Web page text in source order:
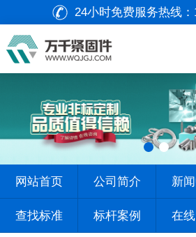
24小时免费服务热线：
网站首页 公司简介 新
查找标准 标杆案例 在